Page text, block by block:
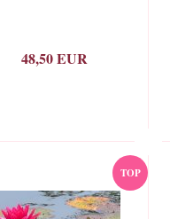
48,50 EUR
TOP